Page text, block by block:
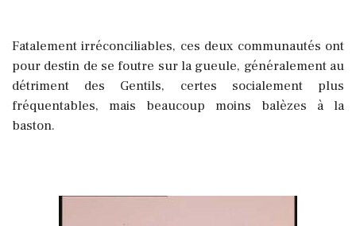
Fatalement irréconciliables, ces deux communautés ont
pour destin de se foutre sur la gueule, généralement au
détriment des Gentils, certes socialement plus
fréquentables, mais beaucoup moins balèzes à la
baston.